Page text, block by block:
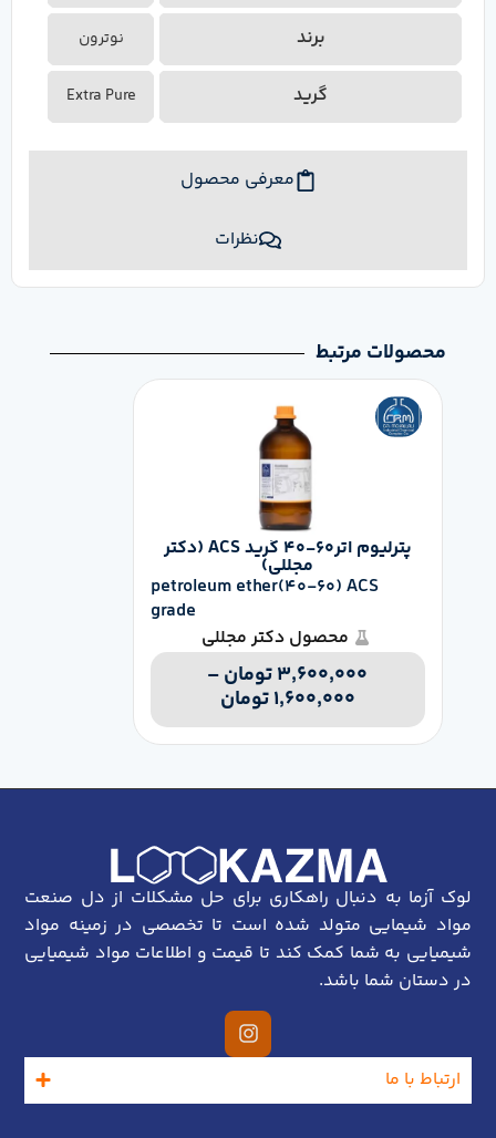
معرفی محصول
نظرات
برند نوترون
گرید Extra Pure
محصولات مرتبط
پترلیوم اتر60-40 گرید ACS (دکتر
مجللی)
petroleum ether(40-60) ACS
grade
محصول دکتر مجللی
۳,۶۰۰,۰۰۰تومان–
۱,۶۰۰,۰۰۰تومان
لوک آزما به دنبال راهکاری برای حل مشکلات از دل صنعت
مواد شیمایی متولد شده است تا تخصصی در زمینه مواد
شیمیایی به شما کمک کند تا قیمت و اطلاعات مواد شیمیایی
در دستان شما باشد.
ارتباط با ما